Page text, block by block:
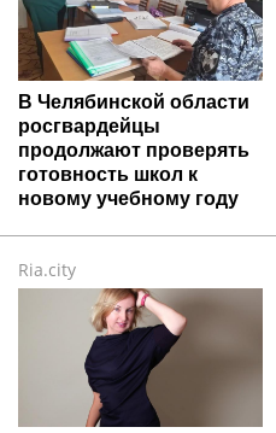
В Челябинской области
росгвардейцы
продолжают проверять
готовность школ к
новому учебному году
Ria.city